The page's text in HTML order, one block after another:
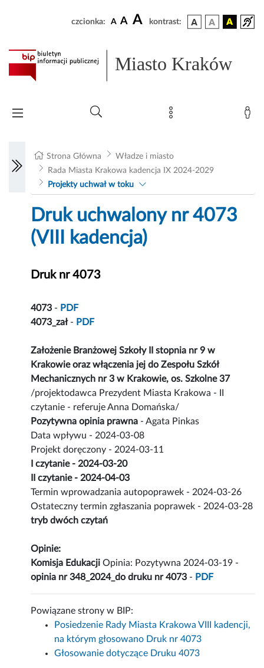
czcionka: A A A kontrast:
Miasto Kraków
Strona Główna
Władze i miasto
Rada Miasta Krakowa kadencja IX 2024-2029
Projekty uchwał w toku
Druk uchwalony nr 4073
(VIII kadencja)
Druk nr 4073
4073 - PDF
4073_zał- PDF
Założenie Branżowej Szkoły II stopnia nr 9 w
Krakowie oraz włączenia jej do Zespołu Szkół
Mechanicznych nr 3 w Krakowie, os. Szkolne 37
/projektodawca Prezydent Miasta Krakowa - II
czytanie - referuje Anna Domańska/
Pozytywna opinia prawna - Agata Pinkas
Data wpływu - 2024-03-08
Projekt doręczony - 2024-03-11
I czytanie - 2024-03-20
II czytanie - 2024-04-03
Termin wprowadzania autopoprawek - 2024-03-26
Ostateczny termin zgłaszania poprawek - 2024-03-28
tryb dwóch czytań
Opinie:
Komisja Edukacji Opinia: Pozytywna 2024-03-19 -
opinia nr 348_2024_do druku nr 4073 - PDF
Powiązane strony w BIP:
Posiedzenie Rady Miasta Krakowa VIII kadencji,
na którym głosowano Druk nr 4073
Głosowanie dotyczące Druku 4073